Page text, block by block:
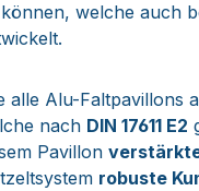
welche auch
alle Alu-Faltpavillons
nach DIN 17611 E2
Pavillon
robuste